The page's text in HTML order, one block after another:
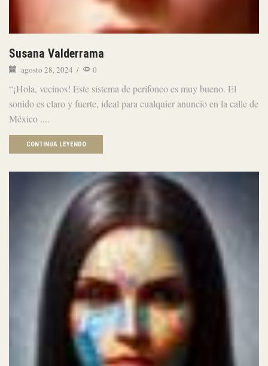
Susana Valderrama
agosto 28, 2024 / 0
“¡Hola, vecinos! Este sistema de perifoneo es muy bueno. El
sonido es claro y fuerte, ideal para cualquier anuncio en la calle de
México ....
CONTINUA LEYENDO